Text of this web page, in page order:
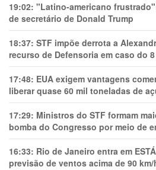
19:02: "Latino-americano
de secretário de Donald Trump
18:37: STF impõe derrota a
recurso de Defensoria em caso do
17:48: EUA exigem vantagens
liberar quase 60 mil toneladas de
17:29: Ministros do STF formam
bomba do Congresso por meio de
16:33: Rio de Janeiro entra em
previsão de ventos acima de 90 km/